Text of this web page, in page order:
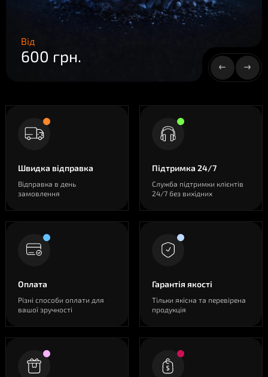
Від
600 грн.
Швидка відправка
Відправка в день
замовлення
Підтримка 24/7
Служба підтримки клієнтів
24/7 без вихідних
Оплата
Різні способи оплати для
вашої зручності
Гарантія якості
Тільки якісна та перевірена
продукція